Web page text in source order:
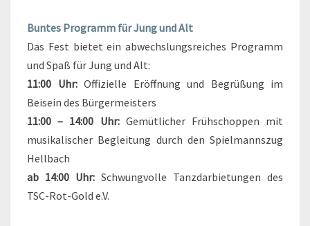
Buntes Programm für Jung und Alt
Das Fest bietet ein abwechslungsreiches Programm
und Spaß für Jung und Alt:
11:00 Uhr:Offizielle Eröffnung und Begrüßung im
Beisein des Bürgermeisters
11:00 – 14:00 Uhr:Gemütlicher Frühschoppen mit
musikalischer Begleitung durch den Spielmannszug
Hellbach
ab 14:00 Uhr: Schwungvolle Tanzdarbietungen des
TSC-Rot-Gold e.V.